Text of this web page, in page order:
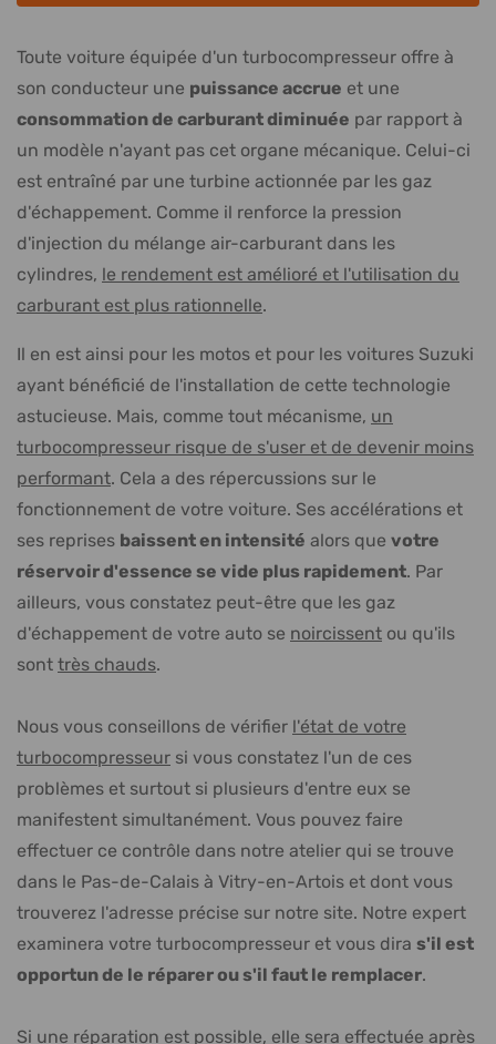
Toute voiture équipée d'un turbocompresseur offre à
son conducteur une puissance accrue et une
consommation de carburant diminuée par rapport à
un modèle n'ayant pas cet organe mécanique. Celui-ci
est entraîné par une turbine actionnée par les gaz
d'échappement. Comme il renforce la pression
d'injection du mélange air-carburant dans les
cylindres, le rendement est amélioré et l'utilisation du
carburant est plus rationnelle.
Il en est ainsi pour les motos et pour les voitures Suzuki
ayant bénéficié de l'installation de cette technologie
astucieuse. Mais, comme tout mécanisme, un
turbocompresseur risque de s'user et de devenir moins
performant. Cela a des répercussions sur le
fonctionnement de votre voiture. Ses accélérations et
ses reprises baissent en intensité alors que votre
réservoir d'essence se vide plus rapidement. Par
ailleurs, vous constatez peut-être que les gaz
d'échappement de votre auto se noircissent ou qu'ils
sont très chauds.
Nous vous conseillons de vérifier l'état de votre
turbocompresseur si vous constatez l'un de ces
problèmes et surtout si plusieurs d'entre eux se
manifestent simultanément. Vous pouvez faire
effectuer ce contrôle dans notre atelier qui se trouve
dans le Pas-de-Calais à Vitry-en-Artois et dont vous
trouverez l'adresse précise sur notre site. Notre expert
examinera votre turbocompresseur et vous dira s'il est
opportun de le réparer ou s'il faut le remplacer.
Si une réparation est possible, elle sera effectuée après